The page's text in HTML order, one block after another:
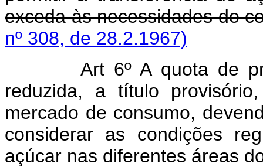
exceda às necessidades do
nº 308, de 28.2.1967)
Art 6º A quota de
reduzida, a título
mercado de consumo,
considerar as condições
açúcar nas diferentes áreas